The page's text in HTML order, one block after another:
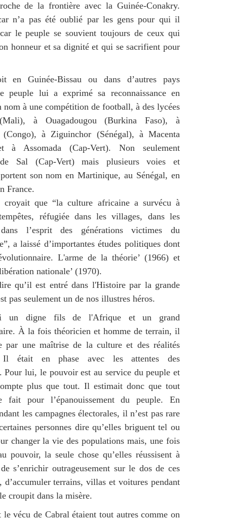
de la frontière avec la Guinée-Conakry.
n’a pas été oublié par les gens pour qui il
le peuple se souvient toujours de ceux qui
honneur et sa dignité et qui se sacrifient pour
en Guinée-Bissau ou dans d’autres pays
peuple lui a exprimé sa reconnaissance en
nom à une compétition de football, à des lycées
à Ouagadougou (Burkina Faso), à
(Congo), à Ziguinchor (Sénégal), à Macenta
à Assomada (Cap-Vert). Non seulement
de Sal (Cap-Vert) mais plusieurs voies et
son nom en Martinique, au Sénégal, en
France.
croyait que “la culture africaine a survécu à
réfugiée dans les villages, dans les
l’esprit des générations victimes du
a laissé d’importantes études politiques dont
L'arme de la théorie’ (1966) et
nationale’ (1970).
qu’il est entré dans l'Histoire par la grande
pas seulement un de nos illustres héros.
un digne fils de l'Afrique et un grand
À la fois théoricien et homme de terrain, il
par une maîtrise de la culture et des réalités
Il était en phase avec les attentes des
Pour lui, le pouvoir est au service du peuple et
plus que tout. Il estimait donc que tout
fait pour l’épanouissement du peuple. En
les campagnes électorales, il n’est pas rare
personnes dire qu’elles briguent tel ou
changer la vie des populations mais, une fois
pouvoir, la seule chose qu’elles réussisent à
s’enrichir outrageusement sur le dos de ces
d’accumuler terrains, villas et voitures pendant
croupit dans la misère.
vécu de Cabral étaient tout autres comme on